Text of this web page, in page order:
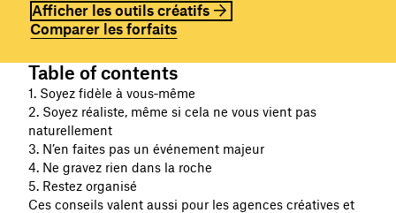
Afficher les outils créatifs
Comparer les forfaits
Table of contents
1. Soyez fidèle à vous‑même
2. Soyez réaliste, même si cela ne vous vient pas
naturellement
3. N’en faites pas un événement majeur
4. Ne gravez rien dans la roche
5. Restez organisé
Ces conseils valent aussi pour les agences créatives et